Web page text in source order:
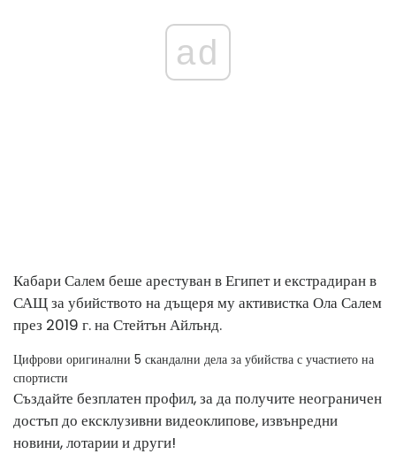
ad
Кабари Салем беше арестуван в Египет и екстрадиран в
САЩ за убийството на дъщеря му активистка Ола Салем
през 2019 г. на Стейтън Айлънд.
Цифрови оригинални 5 скандални дела за убийства с участието на
спортисти
Създайте безплатен профил, за да получите неограничен
достъп до ексклузивни видеоклипове, извънредни
новини, лотарии и други!